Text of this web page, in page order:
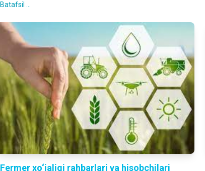
Batafsil ...
Fermer xo‘jaligi rahbarlari va hisobchilari